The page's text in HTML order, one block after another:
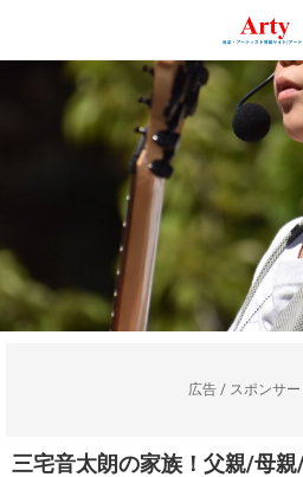
広告 / スポンサー
三宅音太朗の家族！父親/母